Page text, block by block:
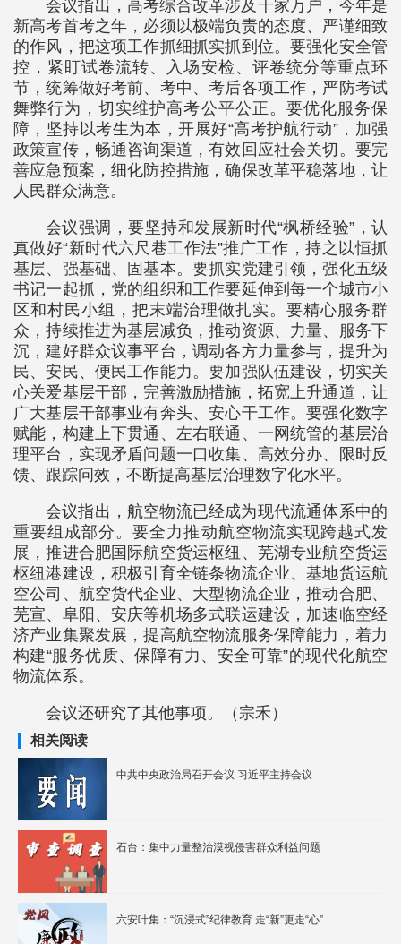
会议指出，高考综合改革涉及千家万户，今年是
新高考首考之年，必须以极端负责的态度、严谨细致
的作风，把这项工作抓细抓实抓到位。要强化安全管
控，紧盯试卷流转、入场安检、评卷统分等重点环
节，统筹做好考前、考中、考后各项工作，严防考试
舞弊行为，切实维护高考公平公正。要优化服务保
障，坚持以考生为本，开展好“高考护航行动”，加强
政策宣传，畅通咨询渠道，有效回应社会关切。要完
善应急预案，细化防控措施，确保改革平稳落地，让
人民群众满意。
会议强调，要坚持和发展新时代“枫桥经验”，认
真做好“新时代六尺巷工作法”推广工作，持之以恒抓
基层、强基础、固基本。要抓实党建引领，强化五级
书记一起抓，党的组织和工作要延伸到每一个城市小
区和村民小组，把末端治理做扎实。要精心服务群
众，持续推进为基层减负，推动资源、力量、服务下
沉，建好群众议事平台，调动各方力量参与，提升为
民、安民、便民工作能力。要加强队伍建设，切实关
心关爱基层干部，完善激励措施，拓宽上升通道，让
广大基层干部事业有奔头、安心干工作。要强化数字
赋能，构建上下贯通、左右联通、一网统管的基层治
理平台，实现矛盾问题一口收集、高效分办、限时反
馈、跟踪问效，不断提高基层治理数字化水平。
会议指出，航空物流已经成为现代流通体系中的
重要组成部分。要全力推动航空物流实现跨越式发
展，推进合肥国际航空货运枢纽、芜湖专业航空货运
枢纽港建设，积极引育全链条物流企业、基地货运航
空公司、航空货代企业、大型物流企业，推动合肥、
芜宣、阜阳、安庆等机场多式联运建设，加速临空经
济产业集聚发展，提高航空物流服务保障能力，着力
构建“服务优质、保障有力、安全可靠”的现代化航空
物流体系。
会议还研究了其他事项。（宗禾）
相关阅读
中共中央政治局召开会议 习近平主持会议
石台：集中力量整治漠视侵害群众利益问题
六安叶集：“沉浸式”纪律教育 走“新”更走“心”